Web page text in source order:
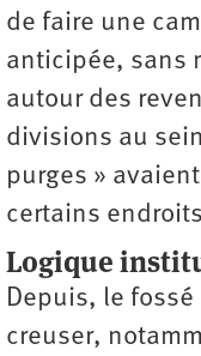
de faire une
anticipée, sans
autour des
divisions au
purges »
certains
Logique
Depuis, le fossé
creuser,